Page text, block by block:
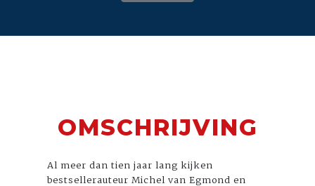
OMSCHRIJVING
Al meer dan tien jaar lang kijken
bestsellerauteur Michel van Egmond en